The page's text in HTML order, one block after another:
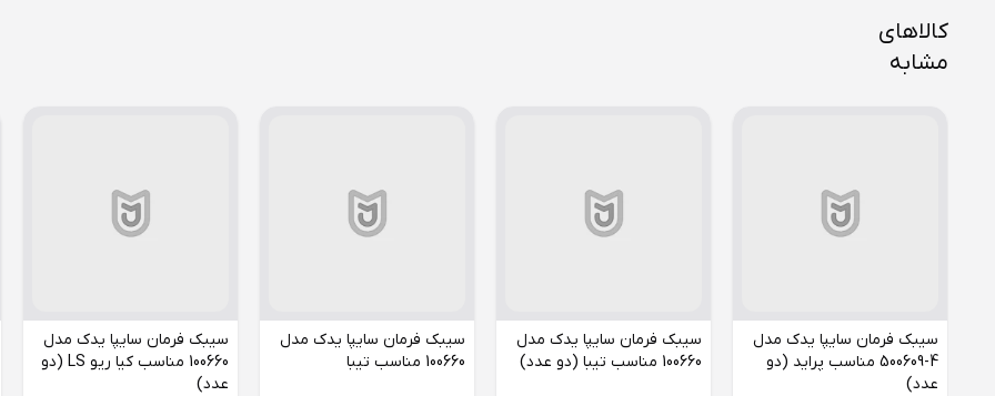
کالاهای
مشابه
سیبک فرمان سایپا یدک مدل
4-500609 مناسب پراید (دو
عدد)
سیبک فرمان سایپا یدک مدل
100660 مناسب تیبا (دو عدد)
سیبک فرمان سایپا یدک مدل
100660 مناسب تیبا
سیبک فرمان سایپا یدک مدل
100660 مناسب کیا ریو LS (دو
عدد)